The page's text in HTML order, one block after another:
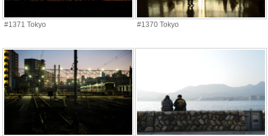
#1371 Tokyo #1370 Tokyo